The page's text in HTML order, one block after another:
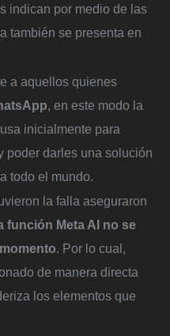
indican por medio de las
también se presenta en
a aquellos quienes
, en este modo la
inicialmente para
poder darles una solución
todo el mundo.
la falla aseguraron
función Meta AI no se
. Por lo cual,
de manera directa
los elementos que